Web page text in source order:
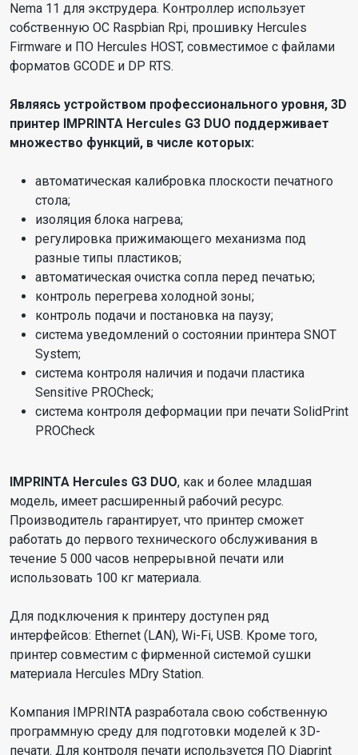
Nema 11 для экструдера. Контроллер использует
собственную ОС Raspbian Rpi, прошивку Hercules
Firmware и ПО Hercules HOST, совместимое с файлами
форматов GCODE и DP RTS.
Являясь устройством профессионального уровня, 3D
принтер IMPRINTA Hercules G3 DUO поддерживает
множество функций, в числе которых:
автоматическая калибровка плоскости печатного
стола;
изоляция блока нагрева;
регулировка прижимающего механизма под
разные типы пластиков;
автоматическая очистка сопла перед печатью;
контроль перегрева холодной зоны;
контроль подачи и постановка на паузу;
система уведомлений о состоянии принтера SNOT
System;
система контроля наличия и подачи пластика
Sensitive PROCheck;
система контроля деформации при печати SolidPrint
PROCheck
IMPRINTA Hercules G3 DUO, как и более младшая
модель, имеет расширенный рабочий ресурс.
Производитель гарантирует, что принтер сможет
работать до первого технического обслуживания в
течение 5 000 часов непрерывной печати или
использовать 100 кг материала.
Для подключения к принтеру доступен ряд
интерфейсов: Ethernet (LAN), Wi-Fi, USB. Кроме того,
принтер совместим с фирменной системой сушки
материала Hercules MDry Station.
Компания IMPRINTA разработала свою собственную
программную среду для подготовки моделей к 3D-
печати. Для контроля печати используется ПО Diaprint